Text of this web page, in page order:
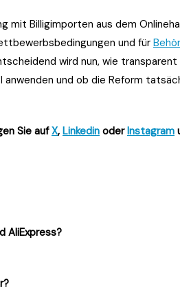
mit Billigimporten aus dem
und für
wird nun, wie
und ob die Reform
Sie aufX, Linkedin oderInstagram
AliExpress?